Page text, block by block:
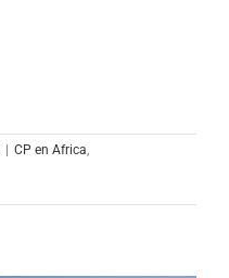
| CP en Africa,